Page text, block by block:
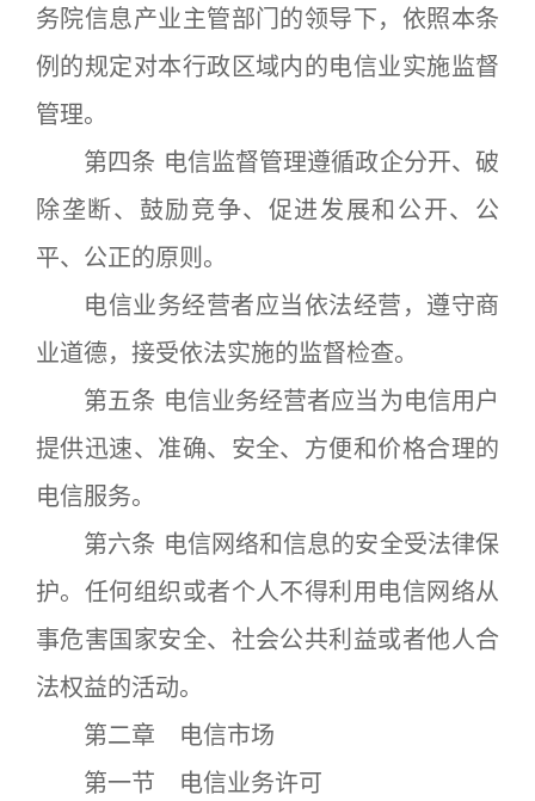
务院信息产业主管部门的领导下，依照本条
例的规定对本行政区域内的电信业实施监督
管理。
第四条 电信监督管理遵循政企分开、破
除垄断、鼓励竞争、促进发展和公开、公
平、公正的原则。
电信业务经营者应当依法经营，遵守商
业道德，接受依法实施的监督检查。
第五条 电信业务经营者应当为电信用户
提供迅速、准确、安全、方便和价格合理的
电信服务。
第六条 电信网络和信息的安全受法律保
护。任何组织或者个人不得利用电信网络从
事危害国家安全、社会公共利益或者他人合
法权益的活动。
第二章 电信市场
第一节 电信业务许可